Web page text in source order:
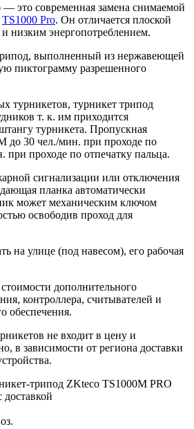
это современная замена снимаемой
TS1000 Pro. Он отличается плоской
низким энергопотреблением.
выполненный из нержавеющей
пиктограмму разрешенного
турникетов, турникет трипод
т. к. им приходится
турникета. Пропускная
до 30 чел./мин. при проходе по
при проходе по отпечатку пальца.
сигнализации или отключения
планка автоматически
может механическим ключом
освободив проход для
на улице (под навесом), его рабочая
дополнительного
контроллера, считывателей и
обеспечения.
не входит в цену и
в зависимости от региона доставки
трипод ZKteco TS1000М PRO
доставкой